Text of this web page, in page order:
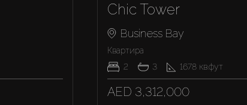
Chic Tower
Business Bay
Квартира
2
3 1678 кв.фут
AED 3,312,000